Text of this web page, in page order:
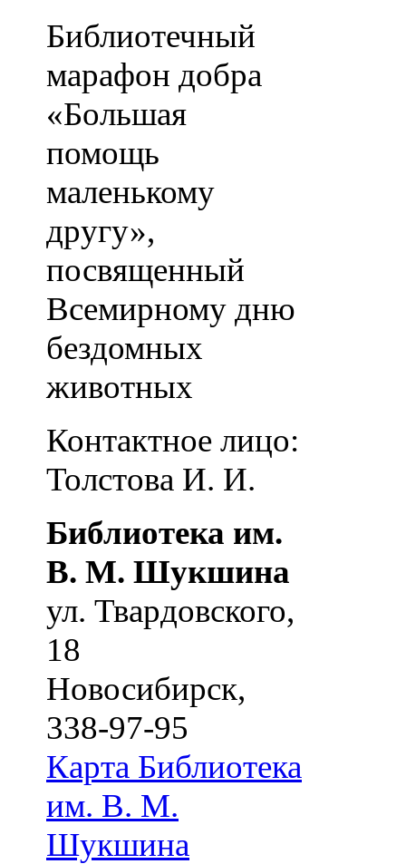
Библиотечный
марафон добра
«Большая
помощь
маленькому
другу»,
посвященный
Всемирному дню
бездомных
животных
Контактное лицо:
Толстова И. И.
Библиотека им.
В. М. Шукшина
ул. Твардовского,
18
Новосибирск,
338-97-95
Карта Библиотека
им. В. М.
Шукшина